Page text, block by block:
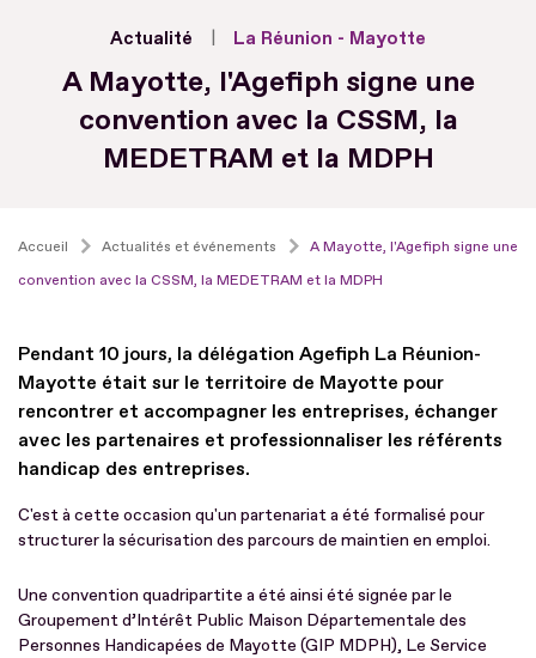
Actualité La Réunion - Mayotte
A Mayotte, l'Agefiph signe une
convention avec la CSSM, la
MEDETRAM et la MDPH
Accueil Actualités et événements
A Mayotte, l'Agefiph signe une
convention avec la CSSM, la MEDETRAM et la MDPH
Pendant 10 jours, la délégation Agefiph La Réunion-
Mayotte était sur le territoire de Mayotte pour
rencontrer et accompagner les entreprises, échanger
avec les partenaires et professionnaliser les référents
handicap des entreprises.
C'est à cette occasion qu'un partenariat a été formalisé pour
structurer la sécurisation des parcours de maintien en emploi.
Une convention quadripartite a été ainsi été signée par le
Groupement d’Intérêt Public Maison Départementale des
Personnes Handicapées de Mayotte (GIP MDPH), Le Service